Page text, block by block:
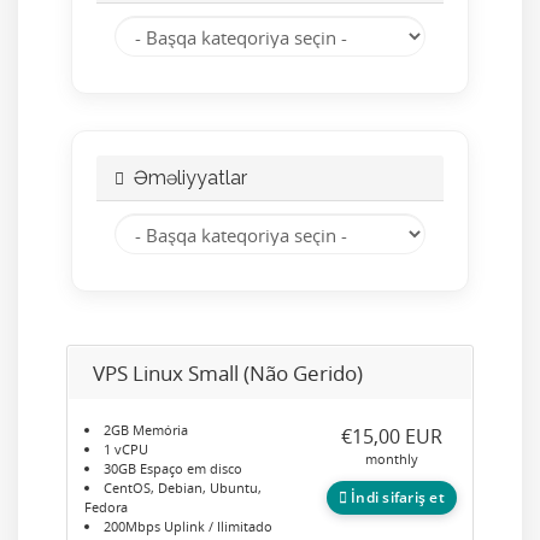
Əməliyyatlar
VPS Linux Small (Não Gerido)
2GB Memória
1 vCPU
30GB Espaço em disco
CentOS, Debian, Ubuntu,
Fedora
200Mbps Uplink / Ilimitado
€15,00 EUR
monthly
İndi sifariş et